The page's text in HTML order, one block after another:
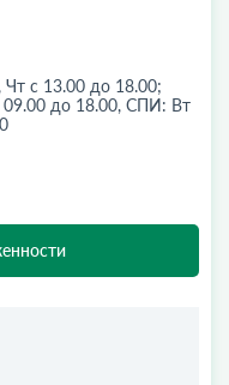
с 13.00 до 18.00;
09.00 до 18.00, СПИ: Вт